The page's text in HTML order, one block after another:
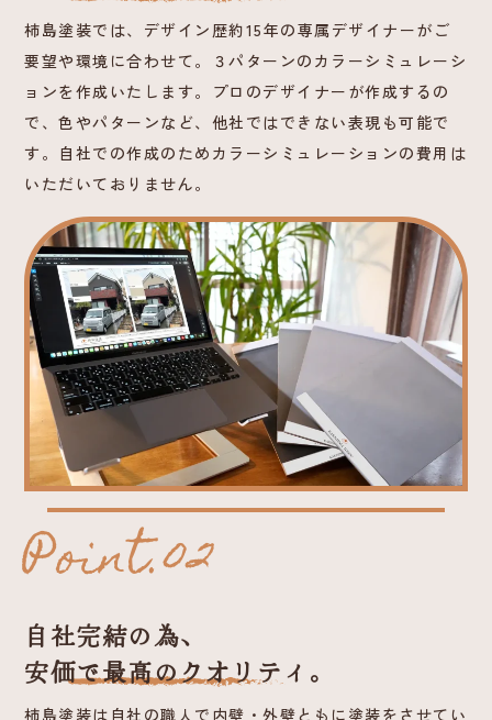
柿島塗装では、デザイン歴約15年の専属デザイナーがご
要望や環境に合わせて。３パターンのカラーシミュレーシ
ョンを作成いたします。プロのデザイナーが作成するの
で、色やパターンなど、他社ではできない表現も可能で
す。自社での作成のためカラーシミュレーションの費用は
いただいておりません。
Point.02
自社完結の為、
安価で最高のクオリティ。
柿島塗装は自社の職人で内壁・外壁ともに塗装をさせてい